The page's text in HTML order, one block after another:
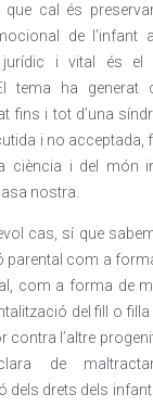
que cal és
de l’infant
jurídic i vital és el
tema ha generat
fins i tot d’una
i no acceptada,
ciència i del món
nostra.
cas, sí que
parental com a
com a forma de
del fill o filla
contra l’altre
de
dels drets dels